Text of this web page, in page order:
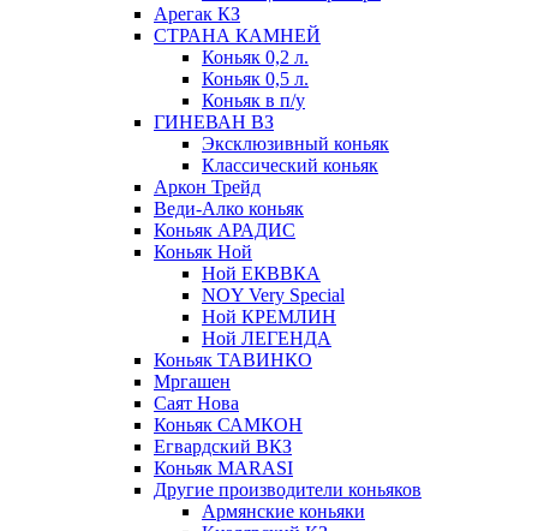
Арегак КЗ
СТРАНА КАМНЕЙ
Коньяк 0,2 л.
Коньяк 0,5 л.
Коньяк в п/у
ГИНЕВАН ВЗ
Эксклюзивный коньяк
Классический коньяк
Аркон Трейд
Веди-Алко коньяк
Коньяк АРАДИС
Коньяк Ной
Ной ЕКВВКА
NOY Very Special
Ной КРЕМЛИН
Ной ЛЕГЕНДА
Коньяк ТАВИНКО
Мргашен
Саят Нова
Коньяк САМКОН
Егвардский ВКЗ
Коньяк MARASI
Другие производители коньяков
Армянские коньяки